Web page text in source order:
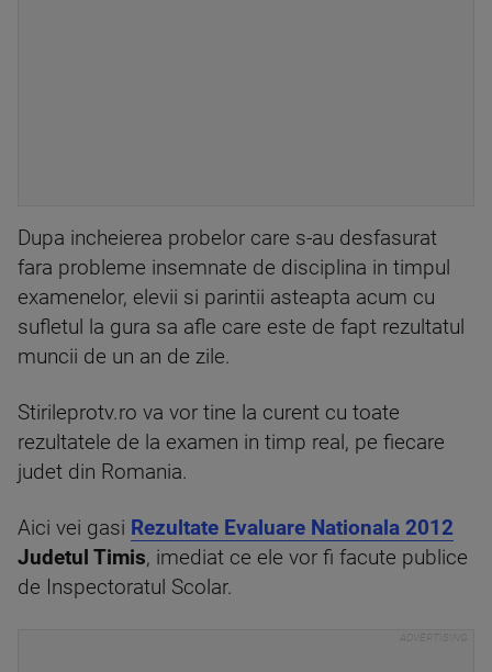
Dupa incheierea probelor care s-au desfasurat
fara probleme insemnate de disciplina in timpul
examenelor, elevii si parintii asteapta acum cu
sufletul la gura sa afle care este de fapt rezultatul
muncii de un an de zile.
Stirileprotv.ro va vor tine la curent cu toate
rezultatele de la examen in timp real, pe fiecare
judet din Romania.
Aici vei gasi Rezultate Evaluare Nationala 2012
Judetul Timis, imediat ce ele vor fi facute publice
de Inspectoratul Scolar.